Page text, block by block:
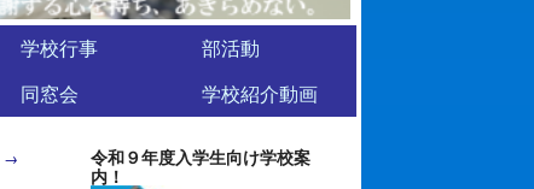
学校行事
部活動
同窓会 学校紹介動画
→
令和９年度入学生向け学校案
内！